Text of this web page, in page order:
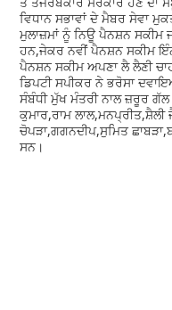
ਵਿਧਾਨ ਸਭਾਵਾਂ ਦੇ ਮੈਬਰ ਸੇਵਾ
ਮੁਲਾਜ਼ਮਾਂ ਨੂੰ ਨਿਊ ਪੈਨਸ਼ਨ
ਹਨ,ਜੇਕਰ ਨਵੀਂ ਪੈਨਸ਼ਨ ਸਕੀਮ
ਪੈਨਸ਼ਨ ਸਕੀਮ ਅਪਣਾ ਲੈ ਲੈਣੀ
ਡਿਪਟੀ ਸਪੀਕਰ ਨੇ ਭਰੋਸਾ
ਸੰਬੰਧੀ ਮੁੱਖ ਮੰਤਰੀ ਨਾਲ ਜ਼ਰੂਰ
ਕੁਮਾਰ,ਰਾਮ
ਚੋਪੜਾ,ਗਗਨਦੀਪ,ਸੁਮਿਤ
ਸਨ।